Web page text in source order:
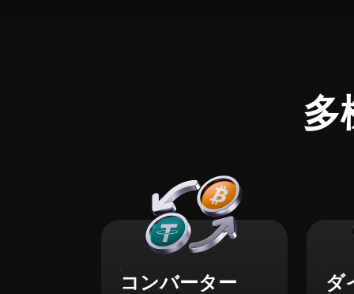
多
コンバーター ダ